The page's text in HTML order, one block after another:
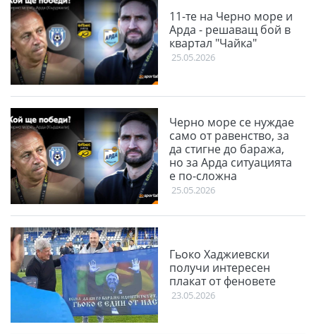
11-те на Черно море и
Арда - решаващ бой в
квартал "Чайка"
25.05.2026
Черно море се нуждае
само от равенство, за
да стигне до баража,
но за Арда ситуацията
е по-сложна
25.05.2026
Гьоко Хаджиевски
получи интересен
плакат от феновете
23.05.2026